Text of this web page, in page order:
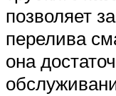
позволяет
перелива
она